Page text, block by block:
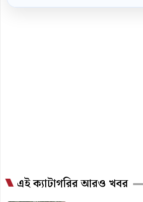
এই ক্যাটাগরির আরও খবর